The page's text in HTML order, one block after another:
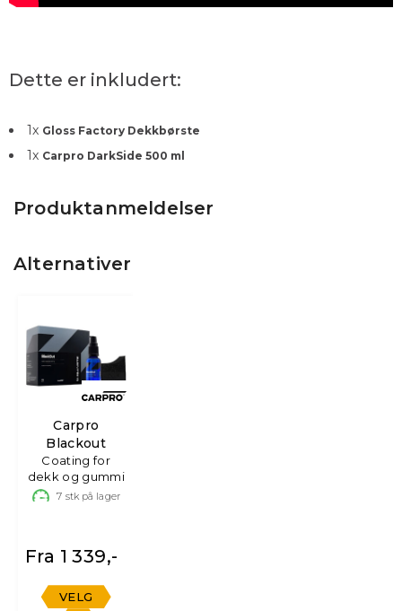
Produktanmeldelser
Alternativer
Carpro
Blackout
Coating for
dekk og gummi
7 stk på lager
Fra 1 339,-
VELG
Dette er inkludert:
1x Gloss Factory Dekkbørste
1x Carpro DarkSide 500 ml